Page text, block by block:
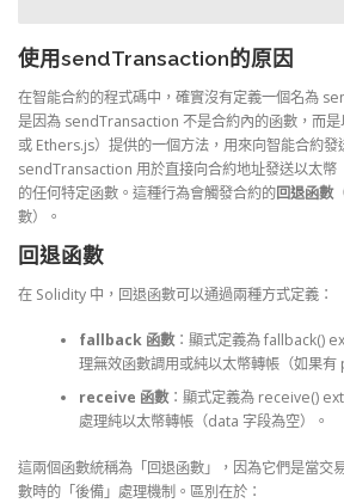
使用sendTransaction的原因
在智能合約的程式碼中，確實沒有定義一個名為
是因為 sendTransaction 不是合約內的函數，而
或 Ethers.js）提供的一個方法，用來向智能合約發
sendTransaction 用於直接向合約地址發送以太幣
的任何特定函數。這種行為會觸發合約的回退函數
數）。
回退函數
在 Solidity 中，回退函數可以通過兩種方式定義：
fallback 函數：顯式定義為 fallback()
理無效函數調用或純以太幣轉帳（如果有
receive 函數：顯式定義為 receive()
處理純以太幣轉帳（data 字段為空）。
這兩個函數統稱為「回退函數」，因為它們是當交
數時的「後備」處理機制。區別在於：